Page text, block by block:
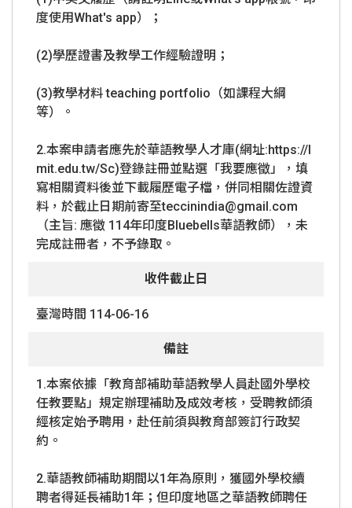
度使用What's app）；
(2)學歷證書及教學工作經驗證明；
(3)教學材料 teaching portfolio（如課程大綱
等）。
2.本案申請者應先於華語教學人才庫(網址:https://l
mit.edu.tw/Sc)登錄註冊並點選「我要應徵」，填
寫相關資料後並下載履歷電子檔，併同相關佐證資
料，於截止日期前寄至teccinindia@gmail.com
（主旨: 應徵 114年印度Bluebells華語教師），未
完成註冊者，不予錄取。
收件截止日
臺灣時間 114-06-16
備註
1.本案依據「教育部補助華語教學人員赴國外學校
任教要點」規定辦理補助及成效考核，受聘教師須
經核定始予聘用，赴任前須與教育部簽訂行政契
約。
2.華語教師補助期間以1年為原則，獲國外學校續
聘者得延長補助1年；但印度地區之華語教師聘任